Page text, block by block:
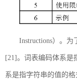
Instructions）。
[21]。词表编码体系是
系是指字符串的值的